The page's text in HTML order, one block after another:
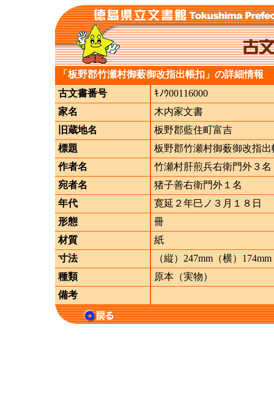
「板野郡竹瀬村御薮御改指出帳扣」の詳細情報
古文書番号
ｷﾉｳ00116000
家名
木内家文書
旧蔵地名
板野郡藍住町富吉
標題
板野郡竹瀬村御薮御改指出
作者名
竹瀬村肝煎兵右衛門外３名
宛者名
猪子善右衛門外１名
年代
寛延２年巳ノ３月１８日
形態
冊
材質
紙
寸法
（縦）247mm（横）174mm
種類
原本（実物）
備考